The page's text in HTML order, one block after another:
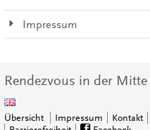
Impressum
Rendezvous in der
Übersicht Impressum Kontakt